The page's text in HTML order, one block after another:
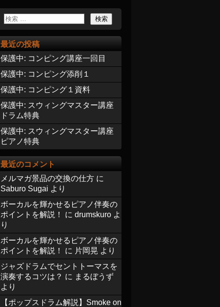
最近の投稿
保護中: コンピング講座一回目
保護中: コンピング添削１
保護中: コンピング１資料
保護中: スウィングマスター講座
ドラム特典
保護中: スウィングマスター講座
ピアノ特典
最近のコメント
メルマガ景品の交換の仕方 に
Saburo Sugai より
ボーカルを輝かせるピアノ伴奏の
ポイントを解説！
に drumskuro よ
り
ボーカルを輝かせるピアノ伴奏の
ポイントを解説！
に 片岡晃 より
ジャズドラムでセントトーマスを
演奏するコツは？ に まるぼうず
より
【ポップスドラム解説】Smoke on